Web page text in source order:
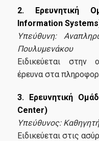
2. Ερευνητική
Information
Υπεύθυνη:
Πουλυμενάκου
Ειδικεύεται στην
έρευνα στα
3. Ερευνητική
Center)
Υπεύθυνος:
Ειδικεύεται στις